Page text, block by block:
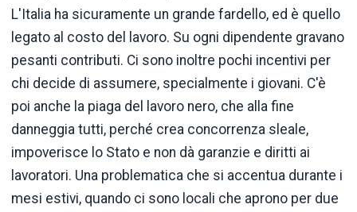
L'Italia ha sicuramente un grande fardello, ed è quello
legato al costo del lavoro. Su ogni dipendente gravano
pesanti contributi. Ci sono inoltre pochi incentivi per
chi decide di assumere, specialmente i giovani. C'è
poi anche la piaga del lavoro nero, che alla fine
danneggia tutti, perché crea concorrenza sleale,
impoverisce lo Stato e non dà garanzie e diritti ai
lavoratori. Una problematica che si accentua durante i
mesi estivi, quando ci sono locali che aprono per due